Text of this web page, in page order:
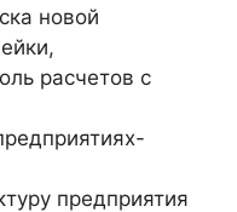
новой
расчетов с
предприятия